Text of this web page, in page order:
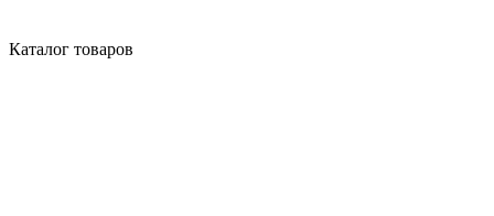
Каталог товаров